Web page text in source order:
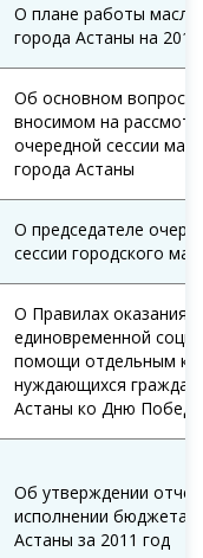
О плане работы
города Астаны на
Об основном вопросе,
вносимом на
очередной сессии
города Астаны
О председателе
сессии городского
О Правилах оказания
единовременной
помощи отдельным
нуждающихся граждан
Астаны ко Дню
Об утверждении
исполнении бюджета
Астаны за 2011 год